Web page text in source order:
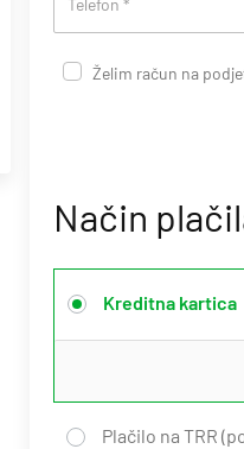
Telefon *
Želim račun na
Način
Kreditna kartica
Plačilo na TRR